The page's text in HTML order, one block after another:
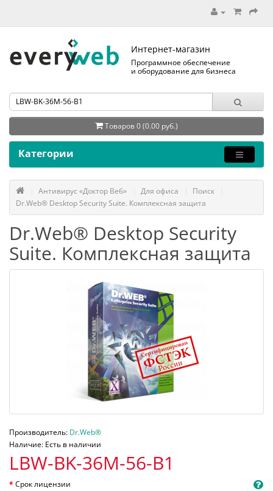
Интернет-магазин
Программное обеспечение
и оборудование для бизнеса
Товаров 0 (0.00 руб.)
Категории
Антивирус «Доктор Веб» Для офиса
Поиск
Dr.Web® Desktop Security Suite. Комплексная защита
Dr.Web® Desktop Security
Suite. Комплексная защита
Производитель: Dr.Web®
Наличие: Есть в наличии
LBW-BK-36M-56-B1
Срок лицензии